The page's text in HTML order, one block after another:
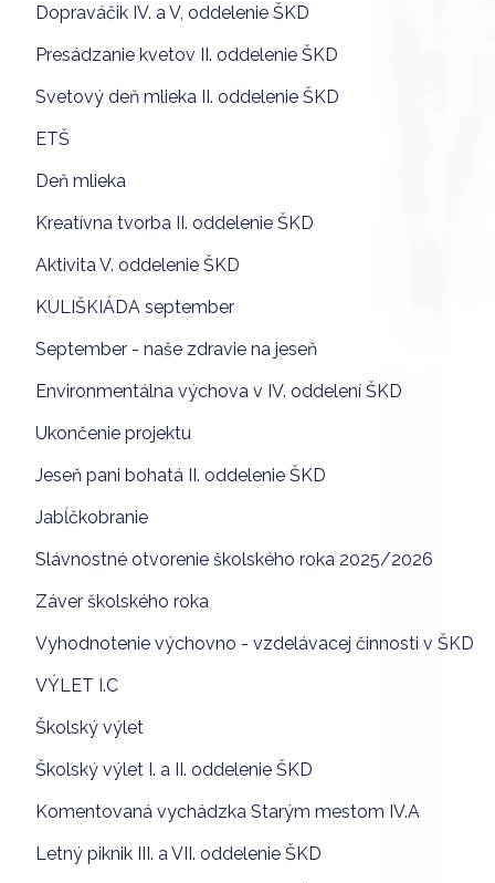
Dopraváčik IV. a V, oddelenie ŠKD
Presádzanie kvetov II. oddelenie ŠKD
Svetový deň mlieka II. oddelenie ŠKD
ETŠ
Deň mlieka
Kreatívna tvorba II. oddelenie ŠKD
Aktivita V. oddelenie ŠKD
KULIŠKIÁDA september
September - naše zdravie na jeseň
Environmentálna výchova v IV. oddelení ŠKD
Ukončenie projektu
Jeseň pani bohatá II. oddelenie ŠKD
Jabĺčkobranie
Slávnostné otvorenie školského roka 2025/2026
Záver školského roka
Vyhodnotenie výchovno - vzdelávacej činnosti v ŠKD
VÝLET I.C
Školský výlet
Školský výlet I. a II. oddelenie ŠKD
Komentovaná vychádzka Starým mestom IV.A
Letný piknik III. a VII. oddelenie ŠKD